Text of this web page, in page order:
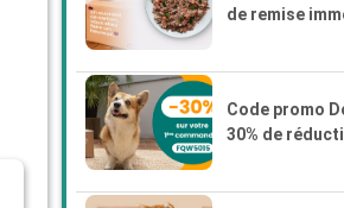
de remise
Code promo
30% de